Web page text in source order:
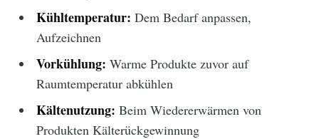
Kühltemperatur:Dem Bedarf anpassen,
Aufzeichnen
Vorkühlung:Warme Produkte zuvor auf
Raumtemperatur abkühlen
Kältenutzung: Beim Wiedererwärmen von
Produkten Kälterückgewinnung